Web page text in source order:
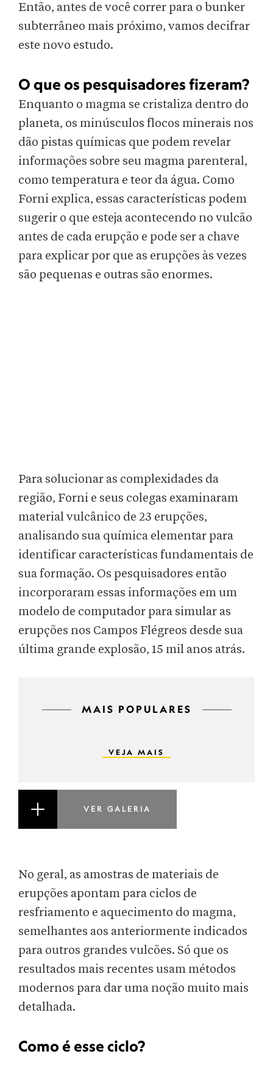
Então, antes de você correr para o bunker
subterrâneo mais próximo, vamos decifrar
este novo estudo.
O que os pesquisadores fizeram?
Enquanto o magma se cristaliza dentro do
planeta, os minúsculos flocos minerais nos
dão pistas químicas que podem revelar
informações sobre seu magma parenteral,
como temperatura e teor da água. Como
Forni explica, essas características podem
sugerir o que esteja acontecendo no vulcão
antes de cada erupção e pode ser a chave
para explicar por que as erupções às vezes
são pequenas e outras são enormes.
Para solucionar as complexidades da
região, Forni e seus colegas examinaram
material vulcânico de 23 erupções,
analisando sua química elementar para
identificar características fundamentais de
sua formação. Os pesquisadores então
incorporaram essas informações em um
modelo de computador para simular as
erupções nos Campos Flégreos desde sua
última grande explosão, 15 mil anos atrás.
MAIS POPULARES
VEJA MAIS
VER GALERIA
No geral, as amostras de materiais de
erupções apontam para ciclos de
resfriamento e aquecimento do magma,
semelhantes aos anteriormente indicados
para outros grandes vulcões. Só que os
resultados mais recentes usam métodos
modernos para dar uma noção muito mais
detalhada.
Como é esse ciclo?